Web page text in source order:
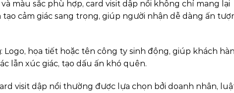
màu sắc phù hợp, card visit dập nổi không chỉ mang lại
cảm giác sang trọng, giúp người nhận dễ dàng ấn
: Logo, họa tiết hoặc tên công ty sinh động, giúp khách
lẫn xúc giác, tạo dấu ấn khó quên.
visit dập nổi thường được lựa chọn bởi doanh nhân,